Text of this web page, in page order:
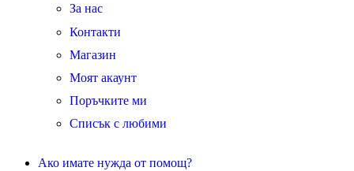
За нас
Контакти
Магазин
Моят акаунт
Поръчките ми
Списък с любими
Ако имате нужда от помощ?